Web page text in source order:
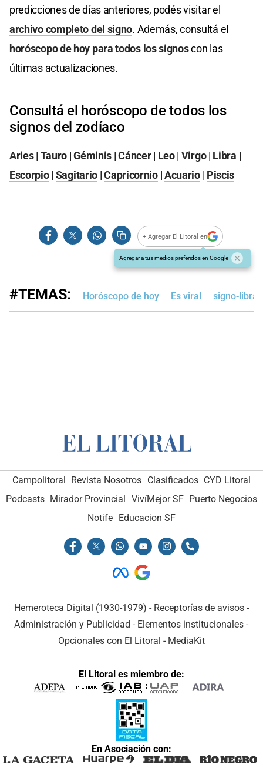
predicciones de días anteriores, podés visitar el
archivo completo del signo. Además, consultá el
horóscopo de hoy para todos los signoscon las
últimas actualizaciones.
Consultá el horóscopo de todos los
signos del zodíaco
Aries| Tauro |Géminis |Cáncer| Leo| Virgo| Libra |
Escorpio| Sagitario |Capricornio|Acuario| Piscis
+ Agregar El Litoral en
Agregar a tus medios preferidos en Google
#TEMAS: Horóscopo de hoy Es viral signo-libra
Campolitoral Revista Nosotros Clasificados CYD Litoral
Podcasts Mirador Provincial VivíMejor SF Puerto Negocios
Notife Educacion SF
Hemeroteca Digital (1930-1979) - Receptorías de avisos -
Administración y Publicidad - Elementos institucionales -
Opcionales con El Litoral - MediaKit
El Litoral es miembro de:
En Asociación con: